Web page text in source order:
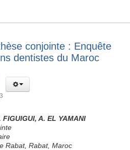
conjointe : Enquête
dentistes du Maroc
A. EL YAMANI
Rabat, Rabat, Maroc